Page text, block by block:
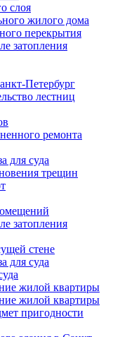
слоя
жилого дома
перекрытия
затопления
Петербург
лестниц
ремонта
для суда
трещин
затопления
стене
для суда
жилой квартиры
жилой квартиры
пригодности